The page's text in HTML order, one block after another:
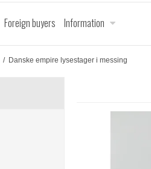
Foreign buyers Information
/ Danske empire lysestager i messing